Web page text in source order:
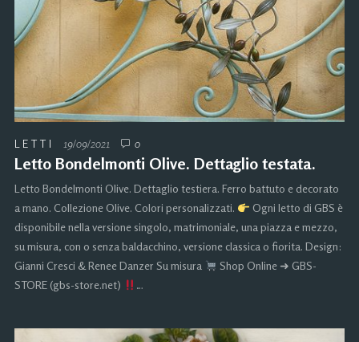
LETTI 19/09/2021 0
Letto Bondelmonti Olive. Dettaglio testata.
Letto Bondelmonti Olive. Dettaglio testiera. Ferro battuto e decorato
a mano. Collezione Olive. Colori personalizzati.
Ogni letto di GBS è
disponibile nella versione singolo, matrimoniale, una piazza e mezzo,
su misura, con o senza baldacchino, versione classica o fiorita. Design:
Gianni Cresci & Renee Danzer Su misura
Shop Online ➜ GBS-
STORE (gbs-store.net)
…